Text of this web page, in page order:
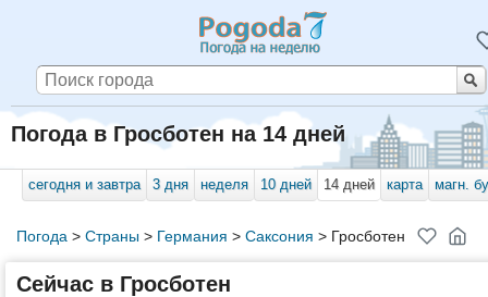
Погода в Гросботен на 14 дней
сегодня и завтра 3 дня неделя 10 дней 14 дней карта магн.
Погода > Страны> Германия > Саксония > Гросботен
Сейчас в Гросботен